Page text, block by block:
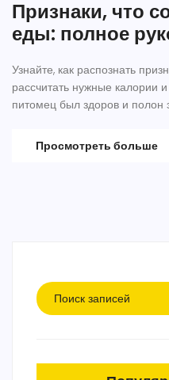
Признаки, что
еды: полное
Узнайте, как распознать
рассчитать нужные калории
питомец был здоров и полон
Просмотреть больше